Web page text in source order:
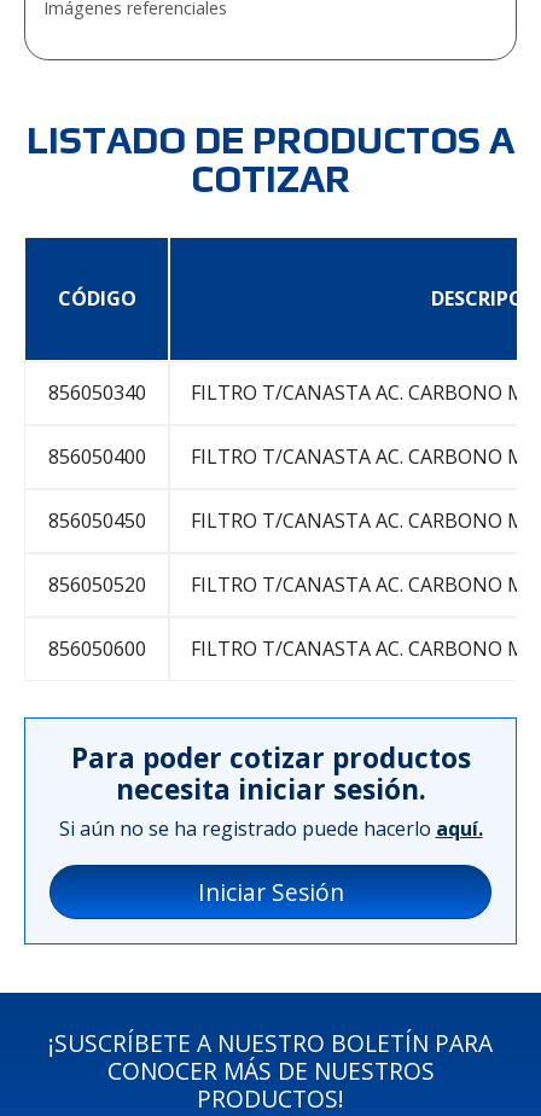
Imágenes referenciales
LISTADO DE PRODUCTOS A
COTIZAR
CÓDIGO
856050340 FILTRO T/CANASTA AC. CARBONO
856050400 FILTRO T/CANASTA AC. CARBONO
856050450 FILTRO T/CANASTA AC. CARBONO
856050520 FILTRO T/CANASTA AC. CARBONO
856050600 FILTRO T/CANASTA AC. CARBONO
Para poder cotizar productos
necesita iniciar sesión.
Si aún no se ha registrado puede hacerlo aquí.
Iniciar Sesión
¡SUSCRÍBETE A NUESTRO BOLETÍN PARA
CONOCER MÁS DE NUESTROS
PRODUCTOS!